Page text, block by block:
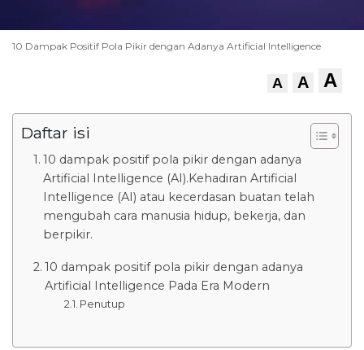
10 Dampak Positif Pola Pikir dengan Adanya Artificial Intelligence
A A A
Daftar isi
10 dampak positif pola pikir dengan adanya
Artificial Intelligence (AI).Kehadiran Artificial
Intelligence (AI) atau kecerdasan buatan telah
mengubah cara manusia hidup, bekerja, dan
berpikir.
10 dampak positif pola pikir dengan adanya
Artificial Intelligence Pada Era Modern
Penutup